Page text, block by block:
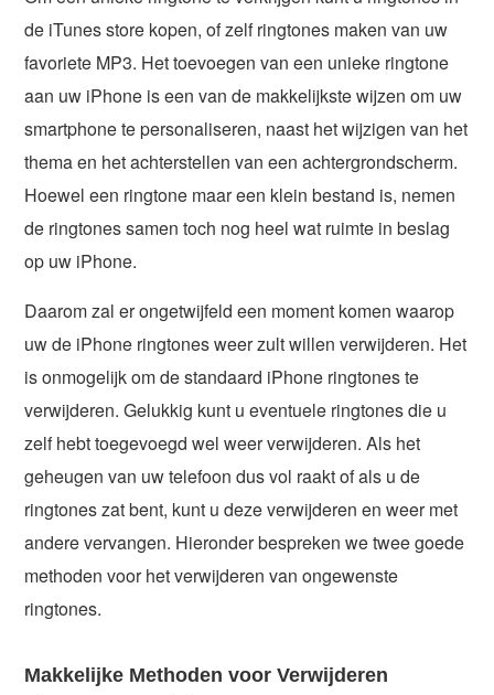
de iTunes store kopen, of zelf ringtones maken van uw
favoriete MP3. Het toevoegen van een unieke ringtone
aan uw iPhone is een van de makkelijkste wijzen om uw
smartphone te personaliseren, naast het wijzigen van het
thema en het achterstellen van een achtergrondscherm.
Hoewel een ringtone maar een klein bestand is, nemen
de ringtones samen toch nog heel wat ruimte in beslag
op uw iPhone.
Daarom zal er ongetwijfeld een moment komen waarop
uw de iPhone ringtones weer zult willen verwijderen. Het
is onmogelijk om de standaard iPhone ringtones te
verwijderen. Gelukkig kunt u eventuele ringtones die u
zelf hebt toegevoegd wel weer verwijderen. Als het
geheugen van uw telefoon dus vol raakt of als u de
ringtones zat bent, kunt u deze verwijderen en weer met
andere vervangen. Hieronder bespreken we twee goede
methoden voor het verwijderen van ongewenste
ringtones.
Makkelijke Methoden voor Verwijderen